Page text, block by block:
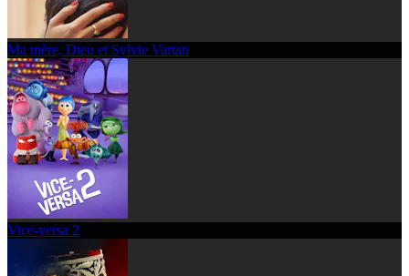
Ma mère, Dieu et Sylvie Vartan
Vice-versa 2